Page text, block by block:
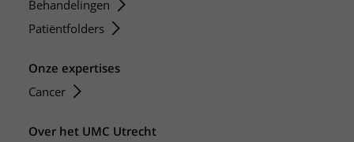
Behandelingen
Patiëntfolders
Onze expertises
Cancer
Over het UMC Utrecht